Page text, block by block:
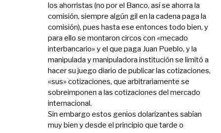
los ahorristas (no por el Banco, así se ahorra la
comisión, siempre algún gil en la cadena paga la
comisión), pues hasta ese entonces todo bien, y
para ello se montaron circos con «mecado
interbancario» y el que paga Juan Pueblo, y la
manipulada y manipuladora institución se limitó a
hacer su juego diario de publicar las cotizaciones,
«sus» cotizaciones, que arbitrariamente se
sobreimponen a las cotizaciones del mercado
internacional.
Sin embargo estos genios dolarizantes sabían
muy bien y desde el principio que tarde o